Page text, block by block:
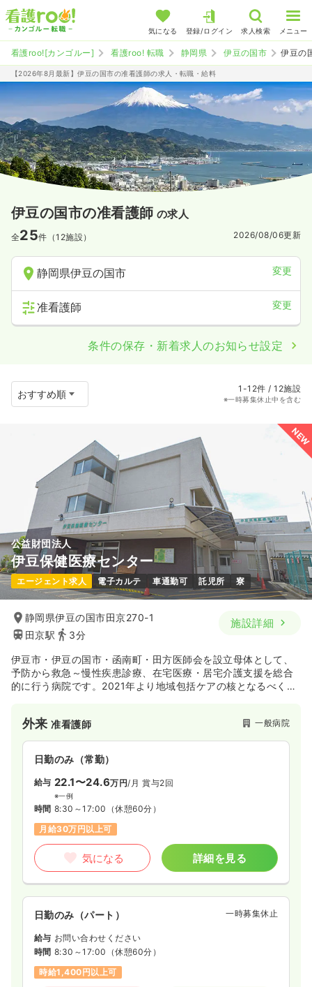
気になる 登録/ログイン 求人検索 メニュー
看護roo![カンゴルー] 看護roo! 転職 静岡県 伊豆の国市 伊豆の
【2026年8月最新】伊豆の国市の准看護師の求人・転職・給料
伊豆の国市の准看護師 の求人
全25件（12施設） 2026/08/06更新
静岡県伊豆の国市 変更
准看護師 変更
条件の保存・新着求人のお知らせ設定
1-12件 / 12施設
※一時募集休止中を含む
NEW
公益財団法人
伊豆保健医療センター
エージェント求人 電子カルテ 車通勤可 託児所 寮
静岡県伊豆の国市田京270-1
田京駅
3分
施設詳細
伊豆市・伊豆の国市・函南町・田方医師会を設立母体として、
予防から救急～慢性疾患診療、在宅医療・居宅介護支援を総合
的に行う病院です。2021年より地域包括ケアの核となるべく在
組まれています。
外来准看護師 一般病院
日勤のみ（常勤）
給与 22.1〜24.6万円/月 賞与2回
※一例
時間 8:30～17:00 （休憩60分）
月給30万円以上可
気になる 詳細を見る
日勤のみ（パート） 一時募集休止
給与 お問い合わせください
時間 8:30～17:00 （休憩60分）
時給1,400円以上可